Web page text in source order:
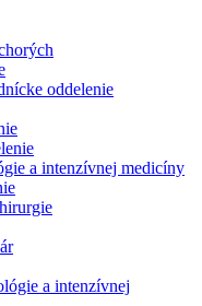
oddelenie
a intenzívnej medicíny
a intenzívnej